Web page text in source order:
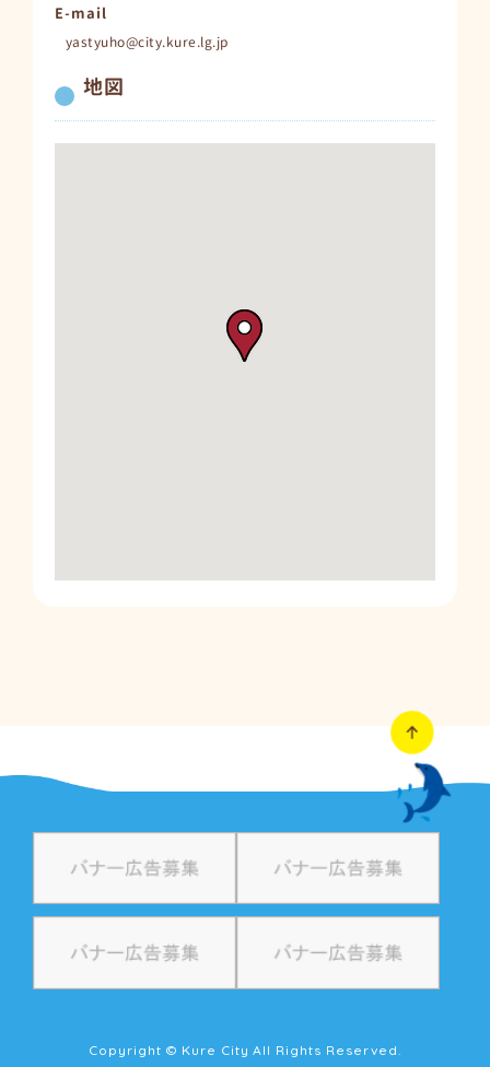
E-mail
yastyuho@city.kure.lg.jp
地図
Copyright © Kure City All Rights Reserved.